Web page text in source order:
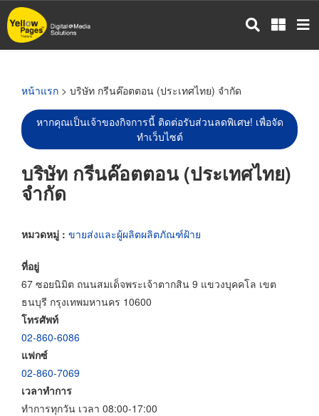
ข้าม
ไป
หน้าแรก > บริษัท กรีนค๊อตตอน (ประเทศไทย) จำกัด
หากคุณเป็นเจ้าของกิจการนี้ ติดต่อรับส่วนลดพิเศษ! เพื่อจัด
ทำเว็บไซต์
บริษัท กรีนค๊อตตอน (ประเทศไทย)
จำกัด
หมวดหมู่ : ขายส่งและผู้ผลิตผลิตภัณฑ์ฝ้าย
ที่อยู่
67 ซอยนิมิต ถนนสมเด็จพระเจ้าตากสิน 9 แขวงบุคคโล เขต
ธนบุรี กรุงเทพมหานคร 10600
โทรศัพท์
02-860-6086
แฟกซ์
02-860-7069
เวลาทำการ
ทำการทุกวัน เวลา 08:00-17:00